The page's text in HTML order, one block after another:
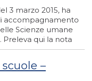
3 marzo 2015, ha
accompagnamento
Scienze umane
qui la nota
–